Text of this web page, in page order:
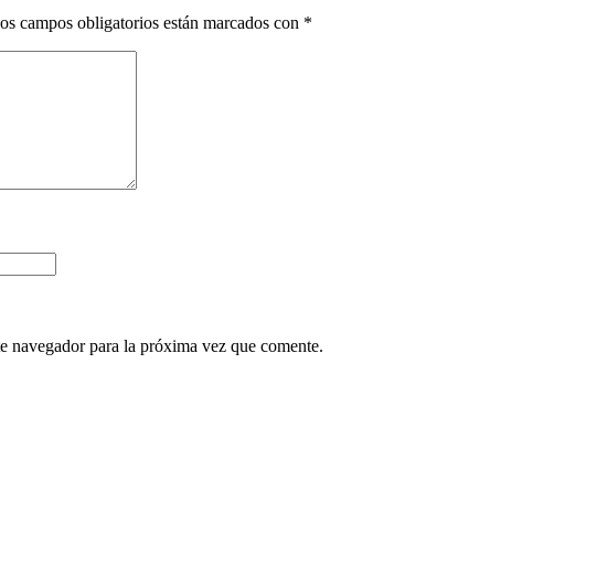
campos obligatorios están marcados con *
para la próxima vez que comente.